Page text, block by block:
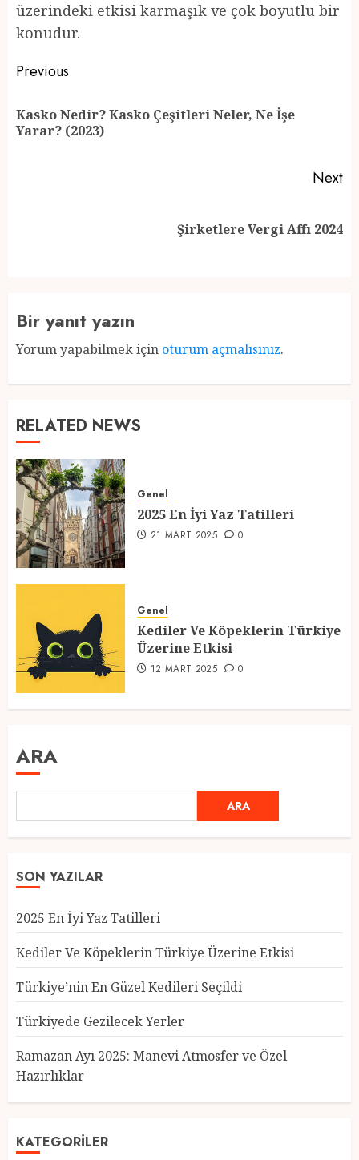
üzerindeki etkisi karmaşık ve çok boyutlu bir
konudur.
Post
navigation
Previous
Kasko Nedir? Kasko Çeşitleri Neler, Ne İşe
Yarar? (2023)
Next
Şirketlere Vergi Affı 2024
Bir yanıt yazın
Yorum yapabilmek için oturum açmalısınız.
RELATED NEWS
Genel
2025 En İyi Yaz Tatilleri
21 MART 2025 0
Genel
Kediler Ve Köpeklerin Türkiye
Üzerine Etkisi
12 MART 2025 0
ARA
ARA
SON YAZILAR
2025 En İyi Yaz Tatilleri
Kediler Ve Köpeklerin Türkiye Üzerine Etkisi
Türkiye’nin En Güzel Kedileri Seçildi
Türkiyede Gezilecek Yerler
Ramazan Ayı 2025: Manevi Atmosfer ve Özel
Hazırlıklar
KATEGORILER
Türkiye’nin En Güzel Kedileri
Seçildi
12 MART 2025